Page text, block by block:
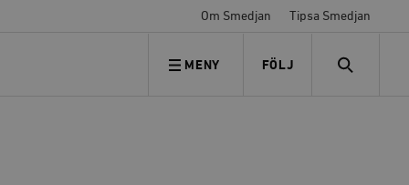
Om Smedjan Tipsa Smedjan
MENY FÖLJ
FÖLJ OSS SEARCH